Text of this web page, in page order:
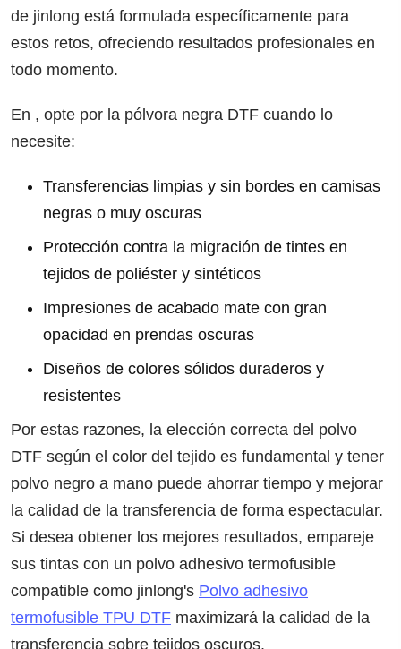
de jinlong está formulada específicamente para
estos retos, ofreciendo resultados profesionales en
todo momento.
En , opte por la pólvora negra DTF cuando lo
necesite:
Transferencias limpias y sin bordes en camisas
negras o muy oscuras
Protección contra la migración de tintes en
tejidos de poliéster y sintéticos
Impresiones de acabado mate con gran
opacidad en prendas oscuras
Diseños de colores sólidos duraderos y
resistentes
Por estas razones, la elección correcta del polvo
DTF según el color del tejido es fundamental y tener
polvo negro a mano puede ahorrar tiempo y mejorar
la calidad de la transferencia de forma espectacular.
Si desea obtener los mejores resultados, empareje
sus tintas con un polvo adhesivo termofusible
compatible como jinlong's Polvo adhesivo
termofusible TPU DTF maximizará la calidad de la
transferencia sobre tejidos oscuros.